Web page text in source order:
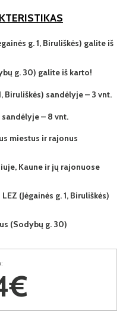
g. 1, Biruliškės) galite iš
g. 30) galite iš karto!
Biruliškės) sandėlyje – 3 vnt.
– 8 vnt.
miestus ir rajonus
Kaune ir jų rajonuose
(Jėgainės g. 1, Biruliškės)
(Sodybų g. 30)